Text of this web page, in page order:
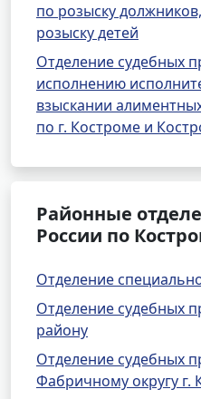
по розыску
розыску детей
Отделение судебных
исполнению
взыскании
по г. Костроме и
Районные
России по
Отделение
Отделение судебных
району
Отделение судебных
Фабричному округу г.